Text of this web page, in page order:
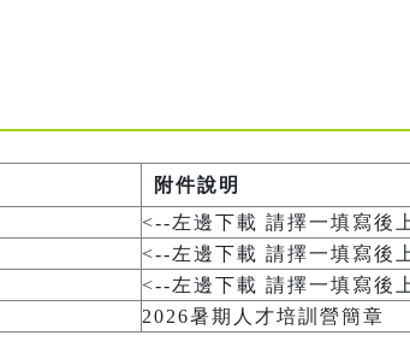
附件說明
<--左邊下載 請擇一填寫後
<--左邊下載 請擇一填寫後
<--左邊下載 請擇一填寫後
2026暑期人才培訓營簡章